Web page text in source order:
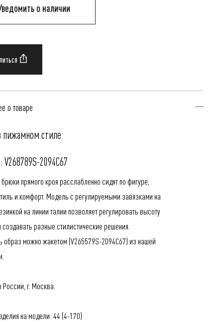
о наличии
о товаре
стиле
V268789S-2094C67
прямого кроя расслабленно сидят по фигуре,
и комфорт. Модель с регулируемыми завязками на
на линии талии позволяет регулировать высоту
разные стилистические решения.
образ можно жакетом (V265579S-2094C67) из нашей
г. Москва.
на модели: 44 (4-170)